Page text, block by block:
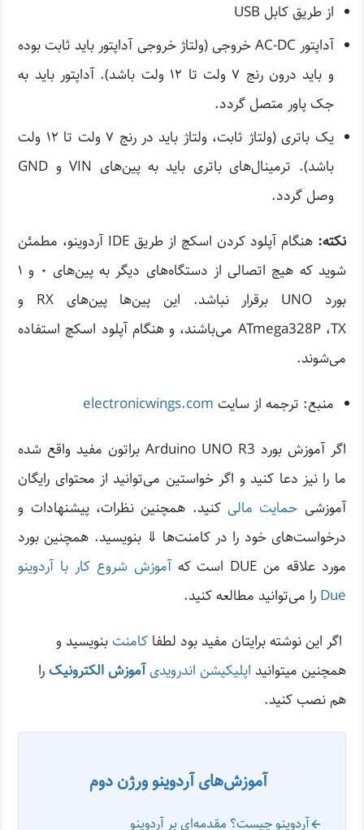
از طریق کابل USB
آداپتور AC-DC خروجی (ولتاژ خروجی آداپتور باید ثابت بوده
و باید درون رنج ۷ ولت تا ۱۲ ولت باشد). آداپتور باید به
جک پاور متصل گردد.
یک باتری (ولتاژ ثابت، ولتاژ باید در رنج ۷ ولت تا ۱۲ ولت
باشد). ترمینال‌های باتری باید به پین‌های VIN و GND
وصل گردد.
نکته:
هنگام آپلود کردن اسکچ از طریق IDE آردوینو، مطمئن
شوید که هیچ اتصالی از دستگاه‌های دیگر به پین‌های ۰ و ۱
بورد UNO برقرار نباشد. این پین‌ها پین‌های RX و
ATmega328P ،TX می‌باشند، و هنگام آپلود اسکچ استفاده
می‌شوند.
منبع: ترجمه از سایت electronicwings.com
اگر آموزش بورد Arduino UNO R3 براتون مفید واقع شده
ما را نیز دعا کنید و اگر خواستین می‌توانید از محتوا‌ی رایگان
آموزشی حمایت مالی کنید. همچنین نظرات، پیشنهادات و
درخواست‌های خود را در کامنت‌ها ⇓ بنویسید. همچنین بورد
مورد علاقه من DUE است که
آموزش شروع کار با آردوینو
Due را می‌توانید مطالعه کنید.
اگر این نوشته‌ برایتان مفید بود لطفاکامنت بنویسید و
همچنین میتوانید اپلیکیشن اندرویدیآموزش الکترونیک را
هم نصب کنید.
آموزش‌های آردوینو ورژن دوم
آردوینو چیست؟ مقدمه‌ای بر آردوینو